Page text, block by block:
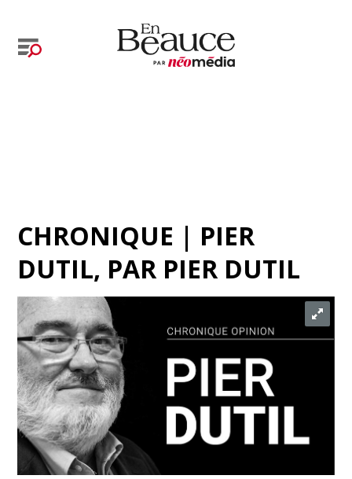
CHRONIQUE | PIER
DUTIL, PAR PIER DUTIL